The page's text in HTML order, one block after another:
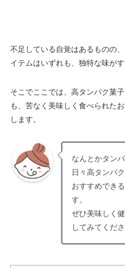
不足している自覚はあるものの
イテムはいずれも、独特な味がす
そこでここでは、高タンパク菓
も、苦なく美味しく食べられた
します。
なんとかタン
日々高タンパ
おすすめでき
す。
ぜひ美味しく
してみてくださ